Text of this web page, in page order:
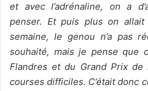
et avec l’adrénaline, on a
penser. Et puis plus on
semaine, le genou n’a pas
souhaité, mais je pense que
Flandres et du Grand Prix de
courses difficiles. C’était donc